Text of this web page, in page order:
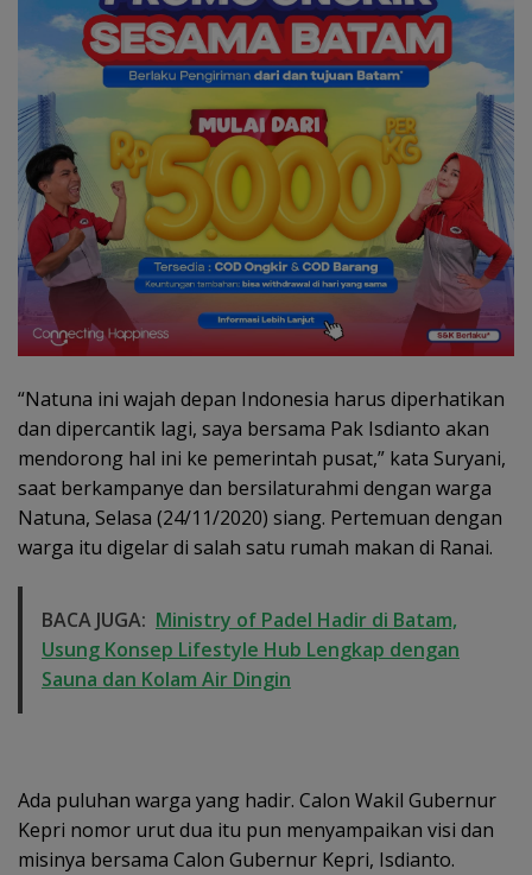
“Natuna ini wajah depan Indonesia harus diperhatikan
dan dipercantik lagi, saya bersama Pak Isdianto akan
mendorong hal ini ke pemerintah pusat,” kata Suryani,
saat berkampanye dan bersilaturahmi dengan warga
Natuna, Selasa (24/11/2020) siang. Pertemuan dengan
warga itu digelar di salah satu rumah makan di Ranai.
BACA JUGA: Ministry of Padel Hadir di Batam,
Usung Konsep Lifestyle Hub Lengkap dengan
Sauna dan Kolam Air Dingin
Ada puluhan warga yang hadir. Calon Wakil Gubernur
Kepri nomor urut dua itu pun menyampaikan visi dan
misinya bersama Calon Gubernur Kepri, Isdianto.